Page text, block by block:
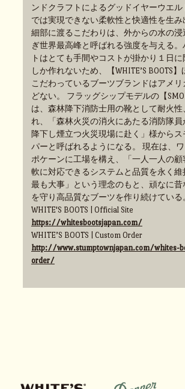
ンドクラフトによるグッドイヤーウエル
では実現できない柔軟性と快適性を生み
細部に渡るこだわりは、外からの水の
ぎ世界最高峰と呼ばれる強度を与える。
トはとても手間やコストが掛かり１日
しか作れないため、【WHITE’S BOOTS
こだわっているブーツブランドはアメリ
どない。 フラッグシップモデルの【
は、森林降下消防士用の靴として耐火性
れ、「森林火災の消火にあたる消防隊員
降下し煙立つ火災現場に赴く」様からス
パーと呼ばれるようになる。 現在は、
ポケーンに工場を構え、「一人一人の顧
軟に対応できるシステムと品質を永く
最も大事」という理念のもと、頑なに
を守り高品質なブーツを作り続けている
WHITE'S BOOTS | Official Site
https://whitesbootsjapan.com/
WHITE’S BOOTS | Custom Order
http://www.stumptownjapan.com/whites-
order/